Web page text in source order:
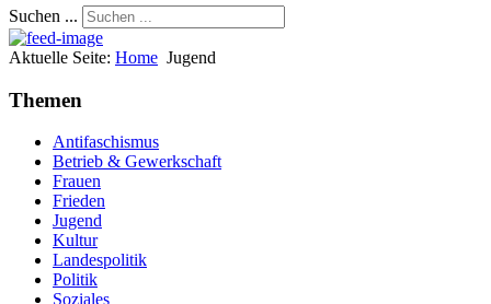
Suchen ...
Aktuelle Seite: Home Jugend
Themen
Antifaschismus
Betrieb & Gewerkschaft
Frauen
Frieden
Jugend
Kultur
Landespolitik
Politik
Soziales